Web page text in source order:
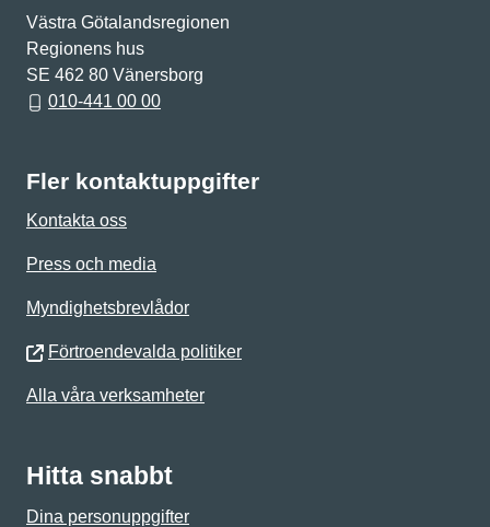
Västra Götalandsregionen
Regionens hus
SE 462 80 Vänersborg
010-441 00 00
Fler kontaktuppgifter
Kontakta oss
Press och media
Myndighetsbrevlådor
Förtroendevalda politiker
Alla våra verksamheter
Hitta snabbt
Dina personuppgifter